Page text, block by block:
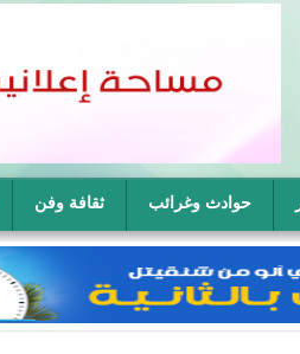
حوادث وغرائب ثقافة وفن
على نكاح سيدة في آن واحد